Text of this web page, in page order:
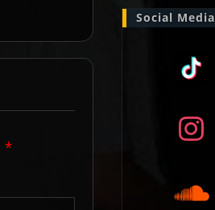
*
Social Media